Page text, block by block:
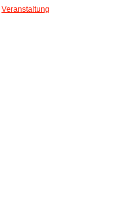
Veranstaltung